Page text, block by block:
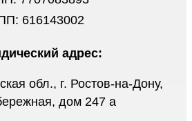
616143002
адрес:
обл., г. Ростов-на-Дону,
дом 247 а